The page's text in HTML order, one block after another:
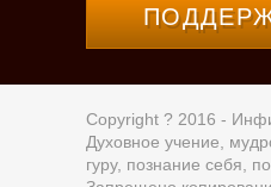
Copyright ? 2016 -
Духовное учение,
гуру, познание себя,